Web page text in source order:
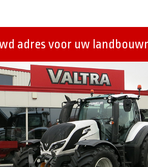
adres voor uw